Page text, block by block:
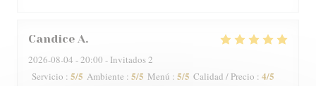
Candice A
2026-08-04 - 20:00 - Invitados 2
Servicio : 5/5 Ambiente : 5/5 Menú : 5/5 Calidad / Precio : 4/5